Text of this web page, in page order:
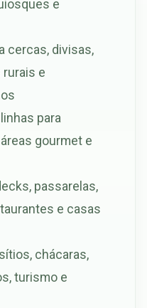
e
cercas, divisas,
rurais e
para
gourmet e
passarelas,
e casas
chácaras,
turismo e